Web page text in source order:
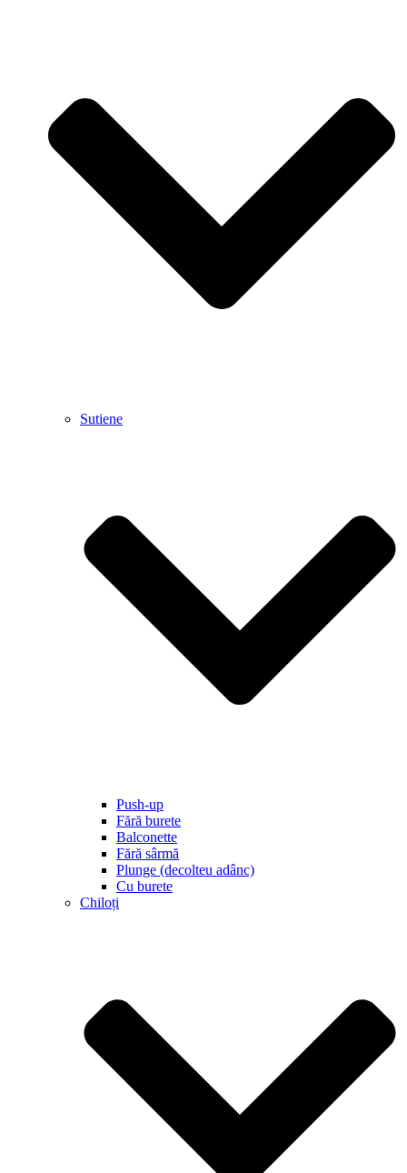
Sutiene
Push-up
Fără burete
Balconette
Fără sârmă
Plunge (decolteu adânc)
Cu burete
Chiloți